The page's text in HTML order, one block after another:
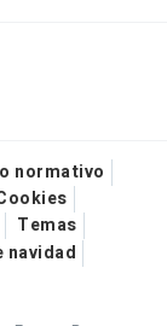
normativo
Temas
navidad